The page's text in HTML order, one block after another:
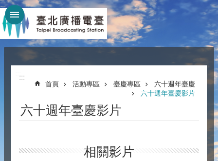
跳到主要內容區塊
:::
:::
首頁 活動專區 臺慶專區
六十週年臺慶
六十週年臺慶影片
六十週年臺慶影片
相關影片